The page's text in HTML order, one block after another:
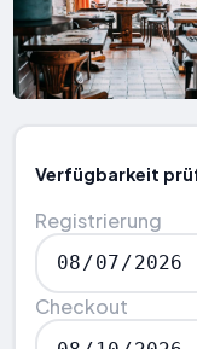
Verfügbarkeit
Registrierung
Checkout